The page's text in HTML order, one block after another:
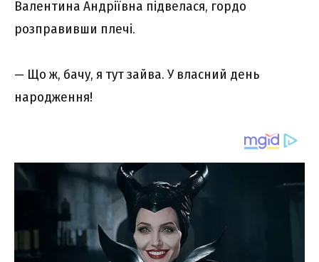
Валентина Андріївна підвелася, гордо
розправивши плечі.
— Що ж, бачу, я тут зайва. У власний день
народження!